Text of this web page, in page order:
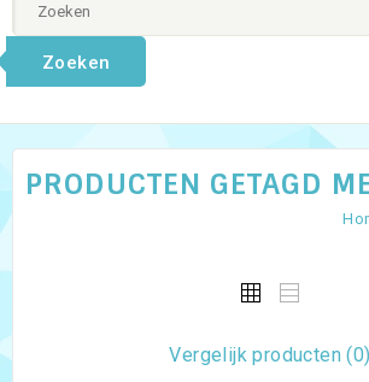
Zoeken
PRODUCTEN GETAGD
Vergelijk producten (0)